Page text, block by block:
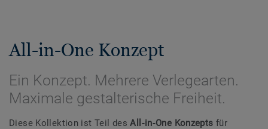
All-in-One Konzept
Ein Konzept. Mehrere Verlegearten.
Maximale gestalterische Freiheit.
Diese Kollektion ist Teil desAll‑in‑One Konzepts für